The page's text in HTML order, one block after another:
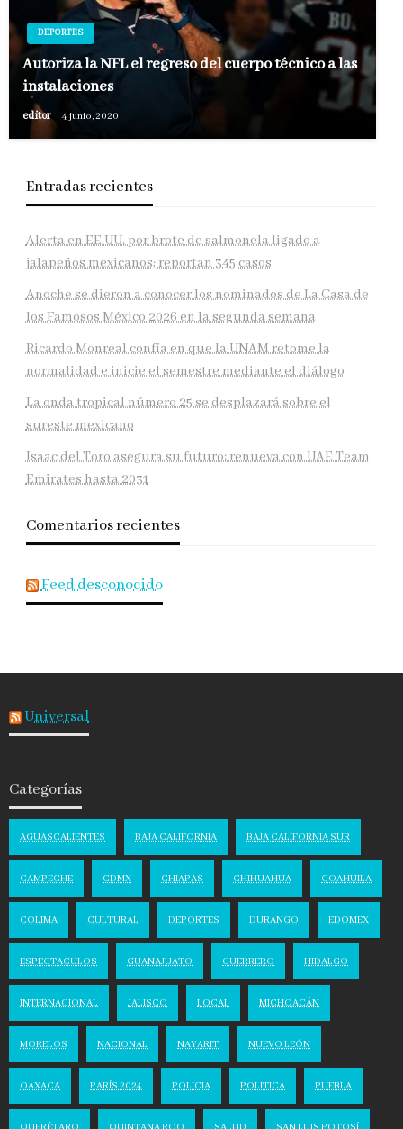
DEPORTES
Autoriza la NFL el regreso del cuerpo técnico a las
instalaciones
editor 4 junio, 2020
Entradas recientes
Alerta en EE.UU. por brote de salmonela ligado a
jalapeños mexicanos; reportan 345 casos
Anoche se dieron a conocer los nominados de La Casa de
los Famosos México 2026 en la segunda semana
Ricardo Monreal confía en que la UNAM retome la
normalidad e inicie el semestre mediante el diálogo
La onda tropical número 25 se desplazará sobre el
sureste mexicano
Isaac del Toro asegura su futuro: renueva con UAE Team
Emirates hasta 2031
Comentarios recientes
Feed desconocido
Universal
Categorías
AGUASCALIENTES BAJA CALIFORNIA BAJA CALIFORNIA SUR
CAMPECHE CDMX CHIAPAS CHIHUAHUA COAHUILA
COLIMA CULTURAL DEPORTES DURANGO EDOMEX
ESPECTACULOS GUANAJUATO GUERRERO HIDALGO
INTERNACIONAL JALISCO LOCAL MICHOACÁN
MORELOS NACIONAL NAYARIT NUEVO LEÓN
OAXACA PARÍS 2024 POLICIA POLITICA PUEBLA